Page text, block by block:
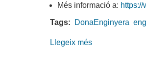
Més informació a:
Tags: DonaEnginyera
Llegeix més